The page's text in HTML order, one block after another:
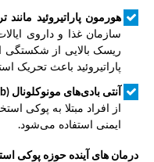
هورمون پاراتیروئید مانند
ریسک بالایی از شکستگی
پاراتیروئید باعث تحریک
آنتی بادی‌های مونوکلونال (
از افراد مبتلا به پوکی
ایمنی استفاده می‌شود.
درمان های آینده حوزه پوکی